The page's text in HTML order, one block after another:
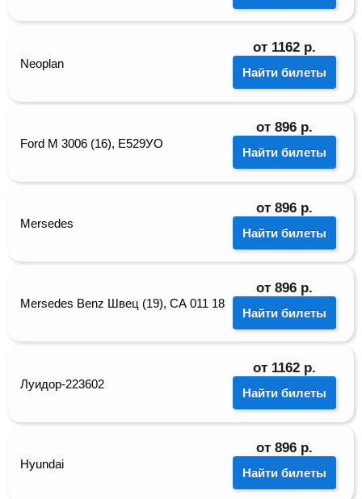
Neoplan
от 1162 р.
Найти билеты
Ford M 3006 (16), Е529УО
от 896 р.
Найти билеты
Mersedes
от 896 р.
Найти билеты
Mersedes Benz Швец (19), СА 011 18
от 896 р.
Найти билеты
Луидор-223602
от 1162 р.
Найти билеты
Hyundai
от 896 р.
Найти билеты